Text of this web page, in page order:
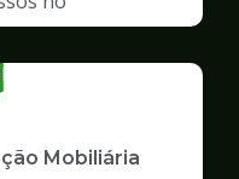
Mobiliária